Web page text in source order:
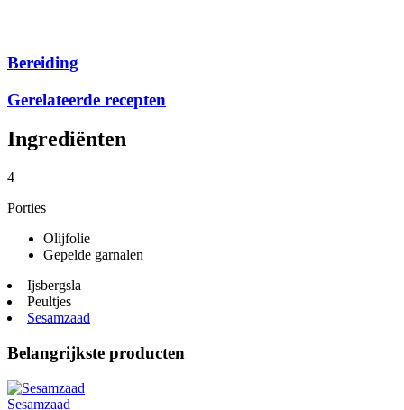
Bereiding
Gerelateerde recepten
Ingrediënten
4
Porties
Olijfolie
Gepelde garnalen
Ijsbergsla
Peultjes
Sesamzaad
Belangrijkste producten
Sesamzaad